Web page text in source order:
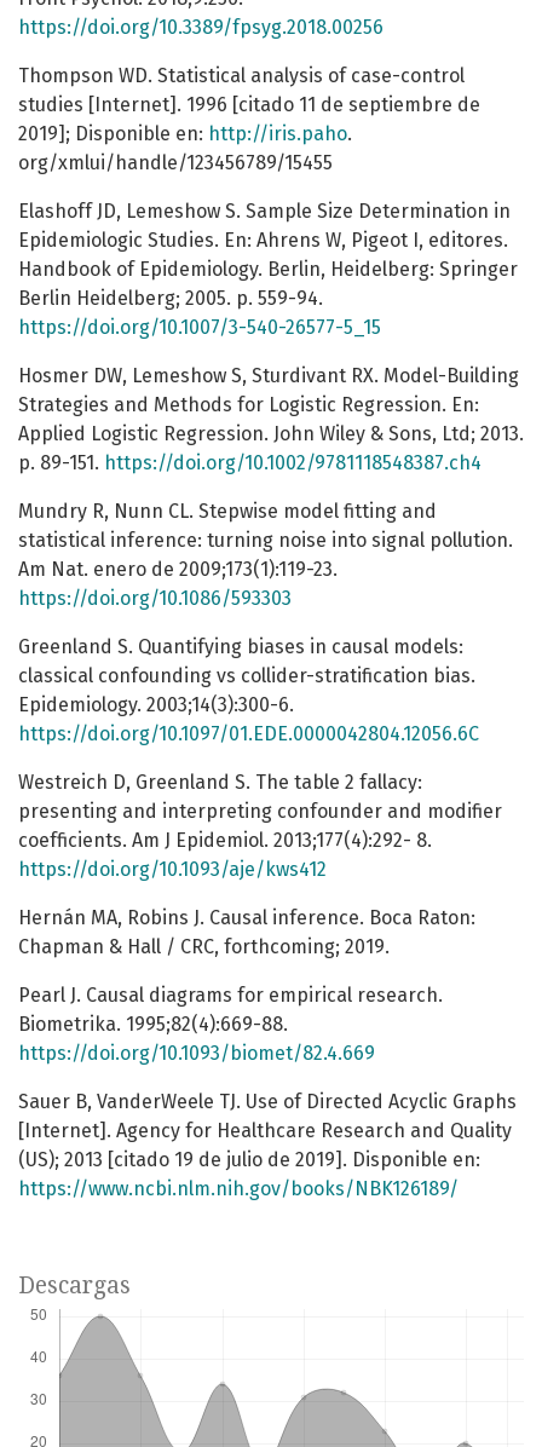
https://doi.org/10.3389/fpsyg.2018.00256
Thompson WD. Statistical analysis of case-control
studies [Internet]. 1996 [citado 11 de septiembre de
2019]; Disponible en: http://iris.paho.
org/xmlui/handle/123456789/15455
Elashoff JD, Lemeshow S. Sample Size Determination in
Epidemiologic Studies. En: Ahrens W, Pigeot I, editores.
Handbook of Epidemiology. Berlin, Heidelberg: Springer
Berlin Heidelberg; 2005. p. 559-94.
https://doi.org/10.1007/3-540-26577-5_15
Hosmer DW, Lemeshow S, Sturdivant RX. Model-Building
Strategies and Methods for Logistic Regression. En:
Applied Logistic Regression. John Wiley & Sons, Ltd; 2013.
p. 89-151. https://doi.org/10.1002/9781118548387.ch4
Mundry R, Nunn CL. Stepwise model fitting and
statistical inference: turning noise into signal pollution.
Am Nat. enero de 2009;173(1):119-23.
https://doi.org/10.1086/593303
Greenland S. Quantifying biases in causal models:
classical confounding vs collider-stratification bias.
Epidemiology. 2003;14(3):300-6.
https://doi.org/10.1097/01.EDE.0000042804.12056.6C
Westreich D, Greenland S. The table 2 fallacy:
presenting and interpreting confounder and modifier
coefficients. Am J Epidemiol. 2013;177(4):292- 8.
https://doi.org/10.1093/aje/kws412
Hernán MA, Robins J. Causal inference. Boca Raton:
Chapman & Hall / CRC, forthcoming; 2019.
Pearl J. Causal diagrams for empirical research.
Biometrika. 1995;82(4):669-88.
https://doi.org/10.1093/biomet/82.4.669
Sauer B, VanderWeele TJ. Use of Directed Acyclic Graphs
[Internet]. Agency for Healthcare Research and Quality
(US); 2013 [citado 19 de julio de 2019]. Disponible en:
https://www.ncbi.nlm.nih.gov/books/NBK126189/
Descargas